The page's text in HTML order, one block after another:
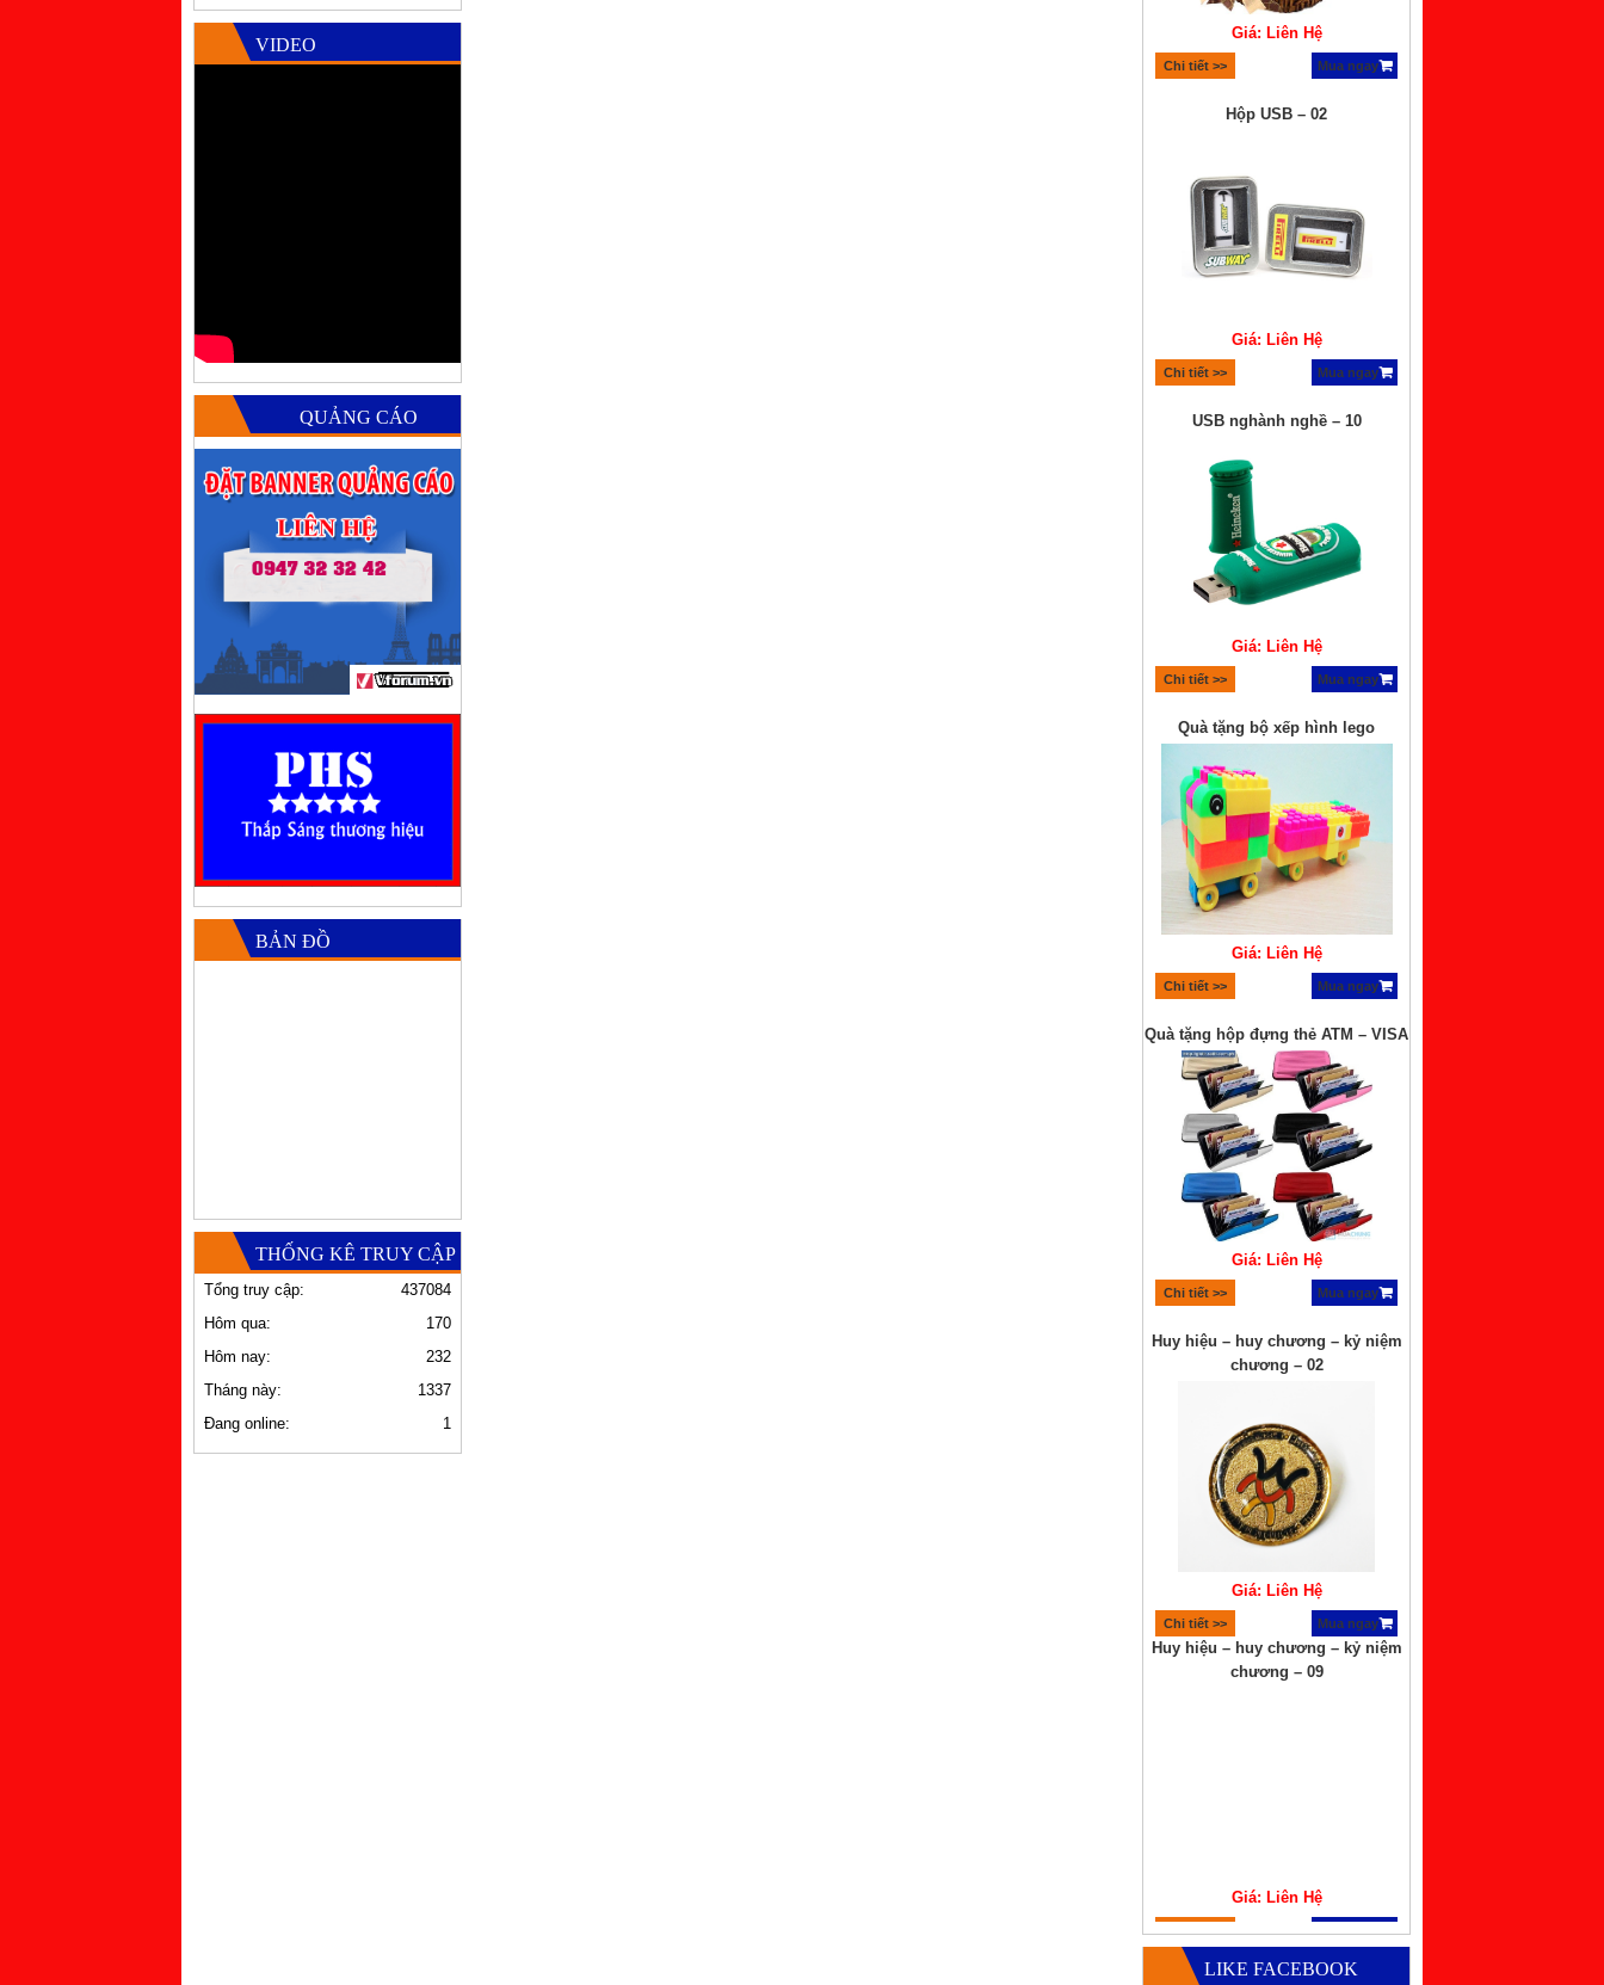
Giá: Liên Hệ
Mua ngay
Mua ngay
Mua ngay
Giá: Liên Hệ
Mua ngay
Giá: Liên Hệ
Mua ngay
chương – 02
Mua ngay
Huy hiệu – huy chương – kỷ niệm
chương – 09
Mua ngay
Bút USB Đa Năng – 01
LIKE FACEBOOK
VIDEO
QUẢNG CÁO
BẢN ĐỒ
THỐNG KÊ TRUY CẬP
437084
Tổng truy cập:
170
Hôm qua:
232
Hôm nay:
1337
Tháng này:
1
Đang online: